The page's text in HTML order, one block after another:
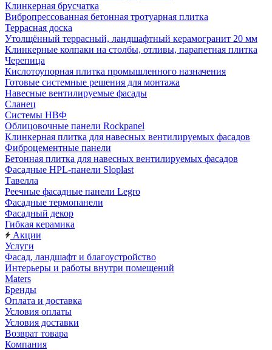
Клинкерная брусчатка
Вибропрессованная бетонная тротуарная плитка
Террасная доска
Утолщённый террасный, ландшафтный керамогранит 20 мм
Клинкерные колпаки на столбы, отливы, парапетная плитка
Черепица
Кислотоупорная плитка промышленного назначения
Готовые системные решения для монтажа
Навесные вентилируемые фасады
Сланец
Системы НВФ
Облицовочные панели Rockpanel
Клинкерная плитка для навесных вентилируемых фасадов
Фиброцементные панели
Бетонная плитка для навесных вентилируемых фасадов
Фасадные HPL-панели Sloplast
Тавелла
Реечные фасадные панели Legro
Фасадные термопанели
Фасадный декор
Гибкая керамика
Акции
Услуги
Фасад, ландшафт и благоустройство
Интерьеры и работы внутри помещений
Maters
Бренды
Оплата и доставка
Условия оплаты
Условия доставки
Возврат товара
Компания